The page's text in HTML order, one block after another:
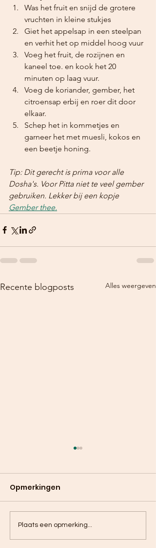
Was het fruit en snijd de grotere
vruchten in kleine stukjes
Giet het appelsap in een steelpan
en verhit het op middel hoog vuur
Voeg het fruit, de rozijnen en
kaneel toe. en kook het 20
minuten op laag vuur.
Voeg de koriander, gember, het
citroensap erbij en roer dit door
elkaar.
Schep het in kommetjes en
garneer het met muesli, kokos en
een beetje honing.
Tip: Dit gerecht is prima voor alle
Dosha's. Voor Pitta niet te veel gember
gebruiken. Lekker bij een kopje
Gember thee.
Recente blogposts Alles weergeven
Ayurvedische tips
voor augustus
Opmerkingen
Plaats een opmerking...